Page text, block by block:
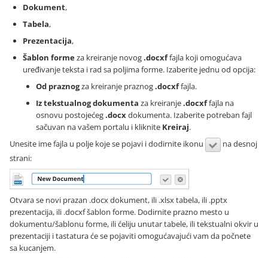
Dokument,
Tabela,
Prezentacija,
Šablon formeza kreiranje novog.docxffajla koji omogućava
uređivanje teksta i rad sa poljima forme. Izaberite jednu od opcija:
Od praznogza kreiranje praznog.docxffajla.
Iz tekstualnog dokumenta za kreiranje.docxffajla na
osnovu postojećeg.docxdokumenta. Izaberite potreban fajl
sačuvan na vašem portalu i kliknite Kreiraj.
Unesite ime fajla u polje koje se pojavi i dodirnite ikonu
na desnoj
strani:
Otvara se novi prazan .docx dokument, ili .xlsx tabela, ili .pptx
prezentacija, ili .docxf šablon forme. Dodirnite prazno mesto u
dokumentu/šablonu forme, ili ćeliju unutar tabele, ili tekstualni okvir u
prezentaciji i tastatura će se pojaviti omogućavajući vam da počnete
sa kucanjem.